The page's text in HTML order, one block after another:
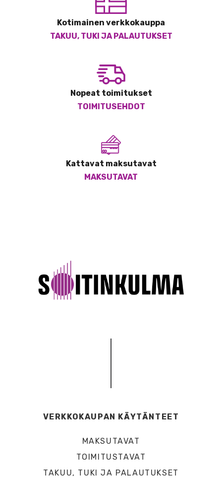
Kotimainen verkkokauppa
TAKUU, TUKI JA PALAUTUKSET
Nopeat toimitukset
TOIMITUSEHDOT
Kattavat maksutavat
MAKSUTAVAT
VERKKOKAUPAN KÄYTÄNTEET
MAKSUTAVAT
TOIMITUSTAVAT
TAKUU, TUKI JA PALAUTUKSET